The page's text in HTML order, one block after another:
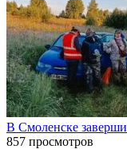
В Смоленске
857 просмотров